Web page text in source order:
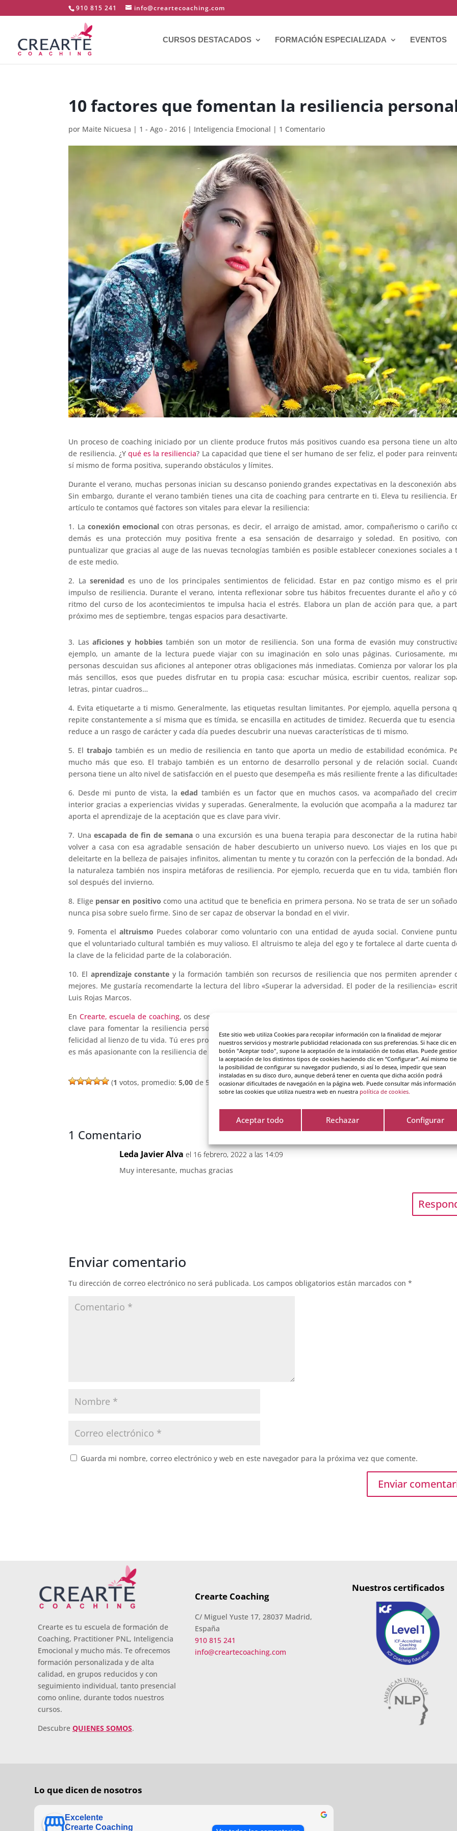
Este sitio web utiliza Cookies para recopilar información con la finalidad de mejorar
nuestros servicios y mostrarle publicidad relacionada con sus preferencias. Si hace clic
botón "Aceptar todo", supone la aceptación de la instalación de todas ellas. Puede
la aceptación de los distintos tipos de cookies haciendo clic en “Configurar”. Así mismo
la posibilidad de configurar su navegador pudiendo, si así lo desea, impedir que sean
instaladas en su disco duro, aunque deberá tener en cuenta que dicha acción podrá
ocasionar dificultades de navegación en la página web. Puede consultar más información
sobre las cookies que utiliza nuestra web en nuestra política de cookies.
Aceptar todo Rechazar Configurar
910 815 241 info@creartecoaching.com
CURSOS DESTACADOS FORMACIÓN ESPECIALIZADA EVENTOS
10 factores que fomentan la resiliencia
por Maite Nicuesa | 1 - Ago - 2016 | Inteligencia Emocional | 1 Comentario
Un proceso de coaching iniciado por un cliente produce frutos más positivos cuando esa persona tiene un
de resiliencia. ¿Y qué es la resiliencia? La capacidad que tiene el ser humano de ser feliz, el poder para
sí mismo de forma positiva, superando obstáculos y límites.
Durante el verano, muchas personas inician su descanso poniendo grandes expectativas en la desconexión
Sin embargo, durante el verano también tienes una cita de coaching para centrarte en ti. Eleva tu resiliencia.
artículo te contamos qué factores son vitales para elevar la resiliencia:
1. La conexión emocional con otras personas, es decir, el arraigo de amistad, amor, compañerismo o cariño
demás es una protección muy positiva frente a esa sensación de desarraigo y soledad. En positivo,
puntualizar que gracias al auge de las nuevas tecnologías también es posible establecer conexiones sociales a
de este medio.
2. La serenidad es uno de los principales sentimientos de felicidad. Estar en paz contigo mismo es el
impulso de resiliencia. Durante el verano, intenta reflexionar sobre tus hábitos frecuentes durante el año y
ritmo del curso de los acontecimientos te impulsa hacia el estrés. Elabora un plan de acción para que, a
próximo mes de septiembre, tengas espacios para desactivarte.
3. Lasaficiones y hobbiestambién son un motor de resiliencia. Son una forma de evasión muy
ejemplo, un amante de la lectura puede viajar con su imaginación en solo unas páginas. Curiosamente,
personas descuidan sus aficiones al anteponer otras obligaciones más inmediatas. Comienza por valorar los
más sencillos, esos que puedes disfrutar en tu propia casa: escuchar música, escribir cuentos, realizar
letras, pintar cuadros…
4. Evita etiquetarte a ti mismo. Generalmente, las etiquetas resultan limitantes. Por ejemplo, aquella persona
repite constantemente a sí misma que es tímida, se encasilla en actitudes de timidez. Recuerda que tu esencia
reduce a un rasgo de carácter y cada día puedes descubrir una nuevas características de ti mismo.
5. Eltrabajo también es un medio de resiliencia en tanto que aporta un medio de estabilidad económica.
mucho más que eso. El trabajo también es un entorno de desarrollo personal y de relación social.
persona tiene un alto nivel de satisfacción en el puesto que desempeña es más resiliente frente a las
6. Desde mi punto de vista, laedad también es un factor que en muchos casos, va acompañado del
interior gracias a experiencias vividas y superadas. Generalmente, la evolución que acompaña a la madurez
aporta el aprendizaje de la aceptación que es clave para vivir.
7. Unaescapada de fin de semanao una excursión es una buena terapia para desconectar de la rutina
volver a casa con esa agradable sensación de haber descubierto un universo nuevo. Los viajes en los que
deleitarte en la belleza de paisajes infinitos, alimentan tu mente y tu corazón con la perfección de la bondad.
la naturaleza también nos inspira metáforas de resiliencia. Por ejemplo, recuerda que en tu vida, también
sol después del invierno.
8. Elige pensar en positivo como una actitud que te beneficia en primera persona. No se trata de ser un
nunca pisa sobre suelo firme. Sino de ser capaz de observar la bondad en el vivir.
9. Fomenta elaltruismo Puedes colaborar como voluntario con una entidad de ayuda social. Conviene
que el voluntariado cultural también es muy valioso. El altruismo te aleja del ego y te fortalece al darte cuenta
la clave de la felicidad parte de la colaboración.
10. El aprendizaje constante y la formación también son recursos de resiliencia que nos permiten aprender
mejores. Me gustaría recomendarte la lectura del libro «Superar la adversidad. El poder de la resiliencia»
Luis Rojas Marcos.
En Crearte, escuela de coaching, os deseamos un feliz verano. Y recuerda que el descanso físico y mental
clave para fomentar la resiliencia personal y cuidar tu salud. Imagina que eres un pintor y quieres dar
felicidad al lienzo de tu vida. Tú eres protagonista de la historia más importante: tu existencia. Y la aventura de
es más apasionante con la resiliencia de saber que te tienes a ti mismo.
(1 votos, promedio:5,00 de 5)
1 Comentario
Leda Javier Alva el 16 febrero, 2022 a las 14:09
Muy interesante, muchas gracias
Enviar comentario
Tu dirección de correo electrónico no será publicada. Los campos obligatorios están marcados con*
Guarda mi nombre, correo electrónico y web en este navegador para la próxima vez que comente.
Crearte es tu escuela de formación de
Coaching, Practitioner PNL, Inteligencia
Emocional y mucho más. Te ofrecemos
formación personalizada y de alta
calidad, en grupos reducidos y con
seguimiento individual, tanto presencial
como online, durante todos nuestros
cursos.
Descubre QUIENES SOMOS.
Crearte Coaching
C/ Miguel Yuste 17, 28037 Madrid,
España
910 815 241
info@creartecoaching.com
Nuestros certificados
Lo que dicen de nosotros
Excelente
Crearte Coaching